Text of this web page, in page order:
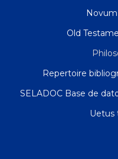
Old
Repertoire
SELADOC Base de
Uetus